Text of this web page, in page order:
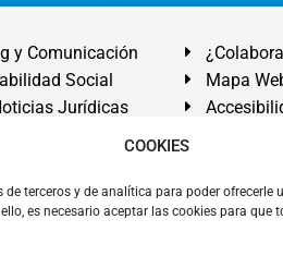
COOKIES
terceros y de analítica para poder ofrecerle
es necesario aceptar las cookies para que
y Comunicación
Social
Jurídicas
Mapa
de Abona, Santa Cruz de